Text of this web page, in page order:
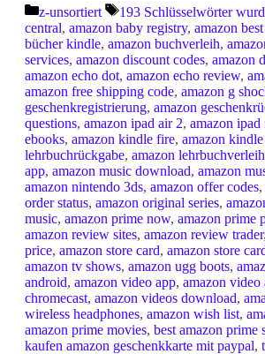
Kategorien
z-unsortiert Schlagwörter
193 Schlüsselwörter
central, amazon baby registry, amazon
bücher kindle, amazon buchverleih,
services, amazon discount codes, amazon
amazon echo dot, amazon echo review,
amazon free shipping code, amazon g
geschenkregistrierung, amazon
questions, amazon ipad air 2, amazon ipad
ebooks, amazon kindle fire, amazon
lehrbuchrückgabe, amazon lehrbuchverleih
app, amazon music download, amazon
amazon nintendo 3ds, amazon offer codes,
order status, amazon original series,
music, amazon prime now, amazon prime
amazon review sites, amazon review trader,
price, amazon store card, amazon store
amazon tv shows, amazon ugg boots,
android, amazon video app, amazon video
chromecast, amazon videos download,
wireless headphones, amazon wish list,
amazon prime movies, best amazon prime
kaufen amazon geschenkkarte mit paypal,